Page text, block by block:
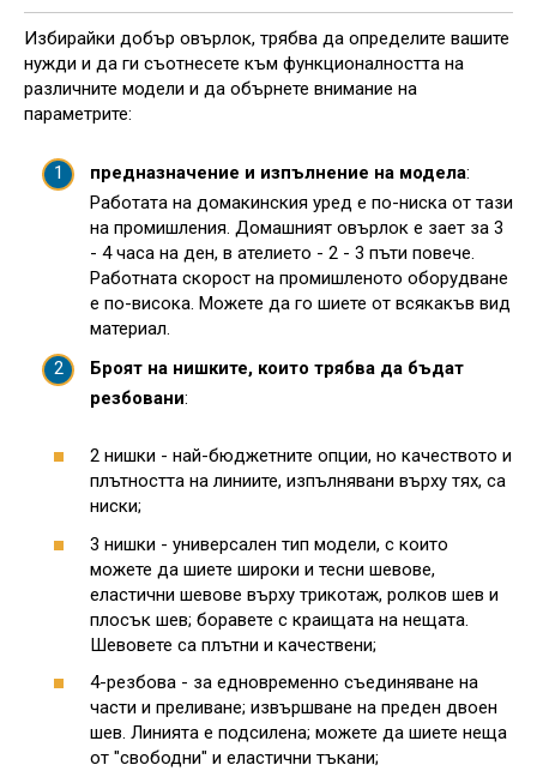
Избирайки добър овърлок, трябва да определите вашите
нужди и да ги съотнесете към функционалността на
различните модели и да обърнете внимание на
параметрите:
предназначение и изпълнение на модела:
Работата на домакинския уред е по-ниска от тази
на промишления. Домашният овърлок е зает за 3
- 4 часа на ден, в ателието - 2 - 3 пъти повече.
Работната скорост на промишленото оборудване
е по-висока. Можете да го шиете от всякакъв вид
материал.
Броят на нишките, които трябва да бъдат
резбовани:
2 нишки - най-бюджетните опции, но качеството и
плътността на линиите, изпълнявани върху тях, са
ниски;
3 нишки - универсален тип модели, с които
можете да шиете широки и тесни шевове,
еластични шевове върху трикотаж, ролков шев и
плосък шев; боравете с краищата на нещата.
Шевовете са плътни и качествени;
4-резбова - за едновременно съединяване на
части и преливане; извършване на преден двоен
шев. Линията е подсилена; можете да шиете неща
от "свободни" и еластични тъкани;